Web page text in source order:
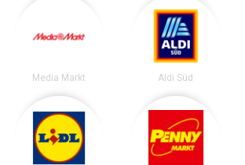
Media Markt Aldi Süd